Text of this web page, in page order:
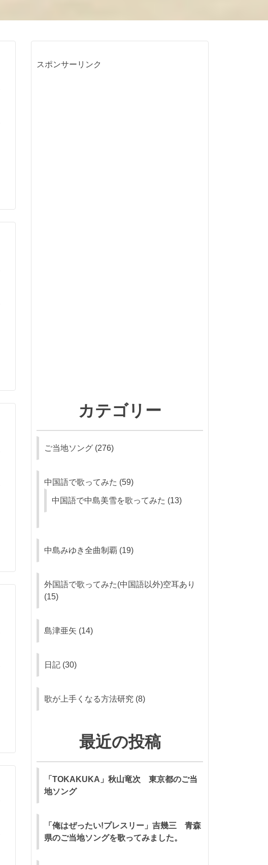
スポンサーリンク
カテゴリー
ご当地ソング (276)
中国語で歌ってみた (59)
中国語で中島美雪を歌ってみた (13)
中島みゆき全曲制覇 (19)
外国語で歌ってみた(中国語以外)空耳あり
(15)
島津亜矢 (14)
日記 (30)
歌が上手くなる方法研究 (8)
最近の投稿
「TOKAKUKA」秋山竜次 東京都のご当
地ソング
「俺はぜったい!プレスリー」吉幾三 青森
県のご当地ソングを歌ってみました。